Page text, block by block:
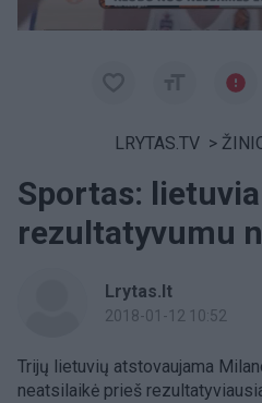
LRYTAS.TV >
Sportas:
rezultatyvumu
Lrytas.lt
2018-01-12 10:52
Trijų lietuvių atstovaujama
neatsilaikė prieš